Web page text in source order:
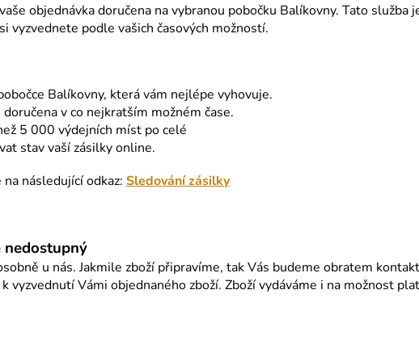
objednávka doručena na vybranou pobočku Balíkovny. Tato
vyzvednete podle vašich časových možností.
Balíkovny, která vám nejlépe vyhovuje.
v co nejkratším možném čase.
5 000 výdejních míst po celé
stav vaší zásilky online.
následující odkaz: Sledování zásilky
nedostupný
u nás. Jakmile zboží připravíme, tak Vás budeme obratem
vyzvednutí Vámi objednaného zboží. Zboží vydáváme i na možnost